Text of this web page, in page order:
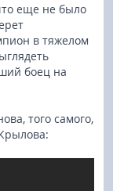
еще не было
в тяжелом
боец на
того самого,